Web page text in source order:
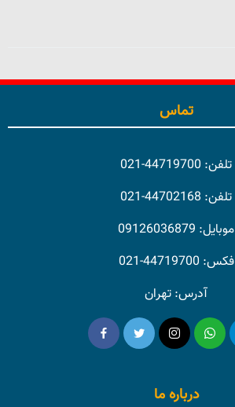
تماس
تلفن: 44719700-021
تلفن: 44702168-021
موبایل: 09126036879
فکس: 44719700-021
آدرس: تهران
درباره ما